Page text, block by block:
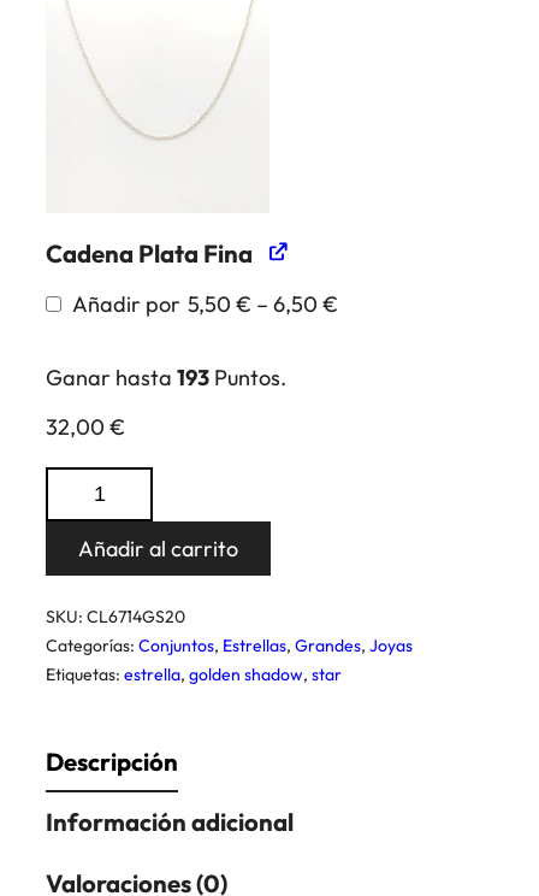
Cadena Plata Fina
Añadir por 5,50 € – 6,50 €Rango
de
Ganar hasta 193 Puntos.
32,00 €
Conjunto
Star
Golden
Shadow
cantidad
Añadir al carrito
SKU: CL6714GS20
Categorías: Conjuntos, Estrellas, Grandes, Joyas
Etiquetas: estrella, golden shadow, star
Descripción
Información adicional
Valoraciones (0)